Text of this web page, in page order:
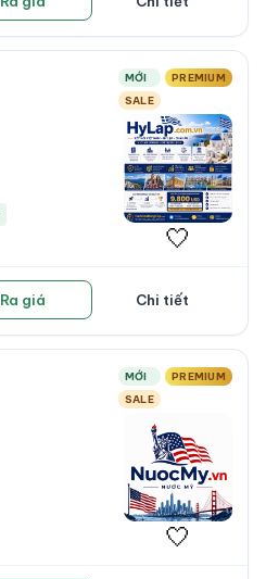
MỚI
PREMIUM
SALE
🤍
Ra giá Chi tiết
MỚI
PREMIUM
SALE
🤍